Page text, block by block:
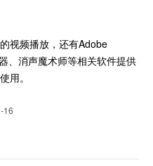
视频播放，还有Adobe
、消声魔术师等相关软件提供
用。
16